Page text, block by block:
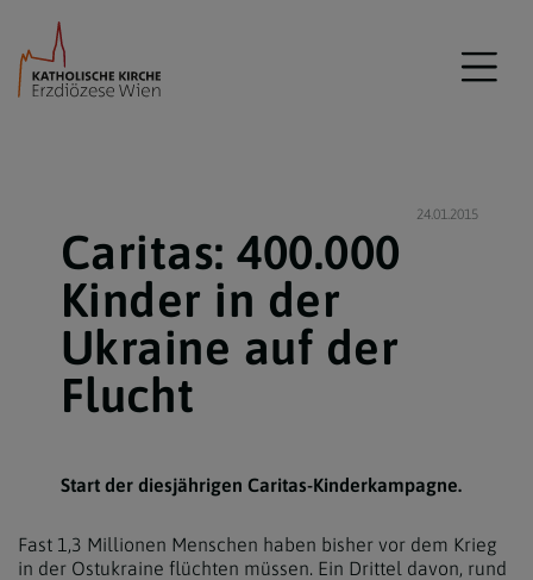
24.01.2015
Caritas: 400.000
Kinder in der
Ukraine auf der
Flucht
Start der diesjährigen Caritas-Kinderkampagne.
Fast 1,3 Millionen Menschen haben bisher vor dem Krieg
in der Ostukraine flüchten müssen. Ein Drittel davon, rund